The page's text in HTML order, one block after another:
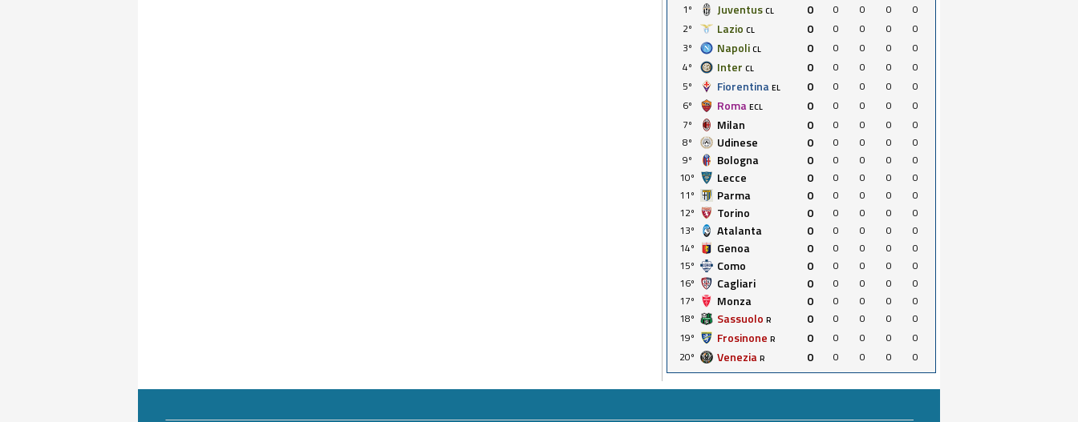
1º Juventus CL 0 0 0 0
0
2º
Lazio CL 0 0 0 0
0
3º
Napoli CL 0 0 0 0
0
4º
Inter CL 0 0 0 0
0
5º
Fiorentina EL 0 0 0 0
0
6º
Roma ECL 0 0 0 0
0
7º
Milan 0 0 0 0
0
8º
Udinese 0 0 0 0
0
9º
Bologna 0 0 0 0
0
10º
Lecce 0 0 0 0
0
11º
Parma 0 0 0 0
0
12º
Torino 0 0 0 0
0
13º
Atalanta 0 0 0 0
0
14º
Genoa 0 0 0 0
0
15º
Como 0 0 0 0
0
16º
Cagliari 0 0 0 0
0
17º
Monza 0 0 0 0
0
18º
Sassuolo R 0 0 0 0
0
19º
Frosinone R 0 0 0 0
0
20º
Venezia R 0 0 0 0 0